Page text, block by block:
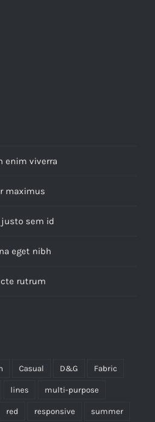
enim viverra
maximus
sem id
eget nibh
rutrum
Casual D&G Fabric
lines multi-purpose
red responsive summer